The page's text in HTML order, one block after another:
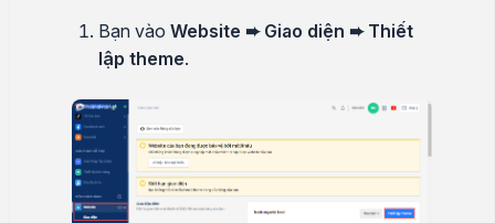
Bạn vào Website ➨ Giao diện ➨ Thiết
lập theme.